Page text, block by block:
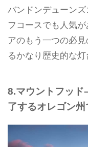
バンドンデューン
フコースでも人気
アのもう一つの必
るかなり歴史的な灯
8.マウントフッド
了するオレゴン